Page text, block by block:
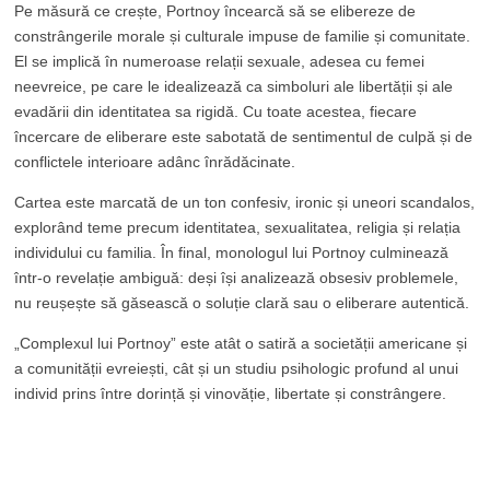
Pe măsură ce crește, Portnoy încearcă să se elibereze de
constrângerile morale și culturale impuse de familie și comunitate.
El se implică în numeroase relații sexuale, adesea cu femei
neevreice, pe care le idealizează ca simboluri ale libertății și ale
evadării din identitatea sa rigidă. Cu toate acestea, fiecare
încercare de eliberare este sabotată de sentimentul de culpă și de
conflictele interioare adânc înrădăcinate.
Cartea este marcată de un ton confesiv, ironic și uneori scandalos,
explorând teme precum identitatea, sexualitatea, religia și relația
individului cu familia. În final, monologul lui Portnoy culminează
într-o revelație ambiguă: deși își analizează obsesiv problemele,
nu reușește să găsească o soluție clară sau o eliberare autentică.
„Complexul lui Portnoy” este atât o satiră a societății americane și
a comunității evreiești, cât și un studiu psihologic profund al unui
individ prins între dorință și vinovăție, libertate și constrângere.